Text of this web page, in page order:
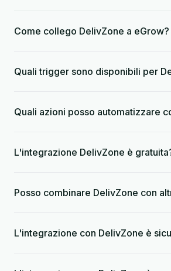
Come collego DelivZone a eGrow?
Quali trigger sono disponibili per
Quali azioni posso automatizzare
L'integrazione DelivZone è
Posso combinare DelivZone con
L'integrazione con DelivZone è